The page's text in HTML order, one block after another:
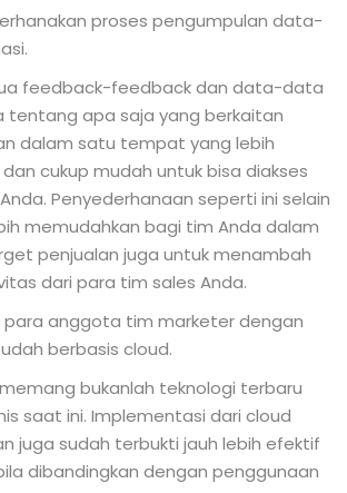
proses pengumpulan data-
feedback-feedback dan data-data
tentang apa saja yang berkaitan
dalam satu tempat yang lebih
cukup mudah untuk bisa diakses
Penyederhanaan seperti ini selain
memudahkan bagi tim Anda dalam
penjualan juga untuk menambah
dari para tim sales Anda.
para anggota tim marketer dengan
berbasis cloud.
bukanlah teknologi terbaru
saat ini. Implementasi dari cloud
juga sudah terbukti jauh lebih efektif
dibandingkan dengan penggunaan